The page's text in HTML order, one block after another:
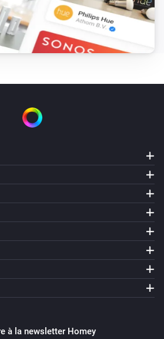
à la newsletter Homey